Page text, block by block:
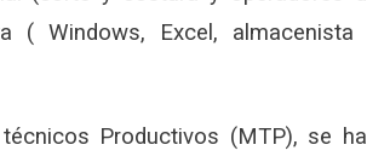
( Windows, Excel, almacenista
Productivos (MTP), se